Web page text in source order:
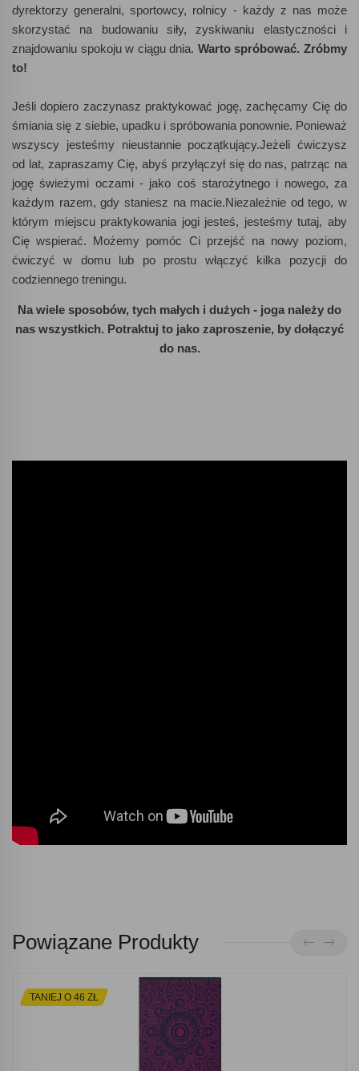
dyrektorzy generalni, sportowcy, rolnicy - każdy z nas może
skorzystać na budowaniu siły, zyskiwaniu elastyczności i
znajdowaniu spokoju w ciągu dnia. Warto spróbować. Zróbmy
to!
Jeśli dopiero zaczynasz praktykować jogę, zachęcamy Cię do
śmiania się z siebie, upadku i spróbowania ponownie. Ponieważ
wszyscy jesteśmy nieustannie początkujący.Jeżeli ćwiczysz
od lat, zapraszamy Cię, abyś przyłączył się do nas, patrząc na
jogę świeżymi oczami - jako coś starożytnego i nowego, za
każdym razem, gdy staniesz na macie.Niezależnie od tego, w
którym miejscu praktykowania jogi jesteś, jesteśmy tutaj, aby
Cię wspierać. Możemy pomóc Ci przejść na nowy poziom,
ćwiczyć w domu lub po prostu włączyć kilka pozycji do
codziennego treningu.
Na wiele sposobów, tych małych i dużych - joga należy do
nas wszystkich. Potraktuj to jako zaproszenie, by dołączyć
do nas.
Powiązane Produkty
TANIEJ O 46 ZŁ